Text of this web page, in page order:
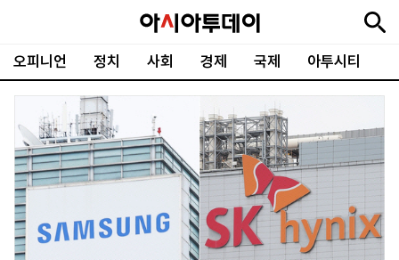
오피니언 정치 사회 경제 국제 아투시티
뉴
스
최
신
속
보
정
치
사
회
경
제
국
제
오
피
니
언
피
플
아
투
시
티
문
화
·
스
포
포
토